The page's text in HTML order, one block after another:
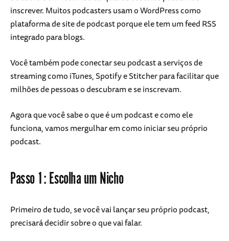
inscrever. Muitos podcasters usam o WordPress como
plataforma de site de podcast porque ele tem um feed RSS
integrado para blogs.
Você também pode conectar seu podcast a serviços de
streaming como iTunes, Spotify e Stitcher para facilitar que
milhões de pessoas o descubram e se inscrevam.
Agora que você sabe o que é um podcast e como ele
funciona, vamos mergulhar em como iniciar seu próprio
podcast.
Passo 1: Escolha um Nicho
Primeiro de tudo, se você vai lançar seu próprio podcast,
precisará decidir sobre o que vai falar.